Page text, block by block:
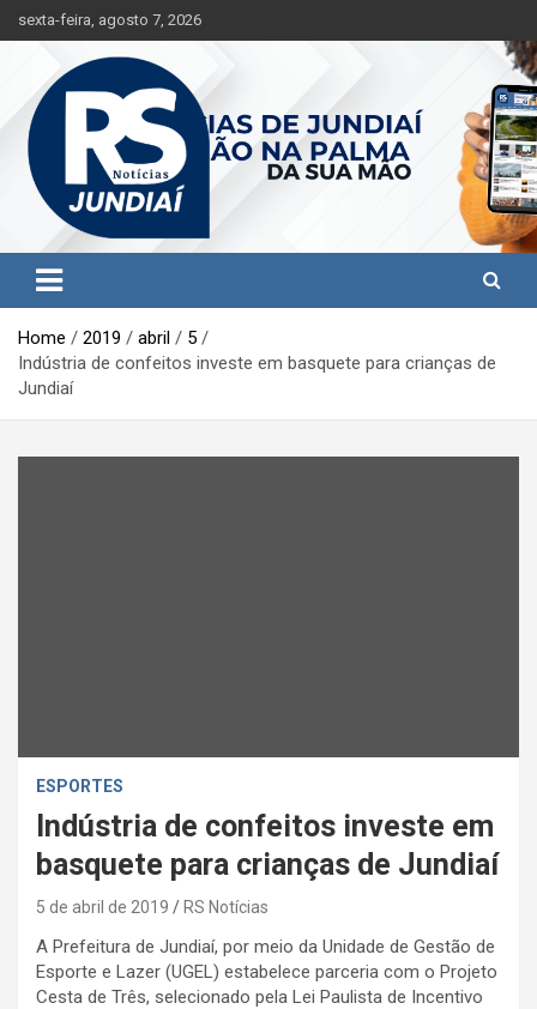
k
t
sexta-feira, agosto 7, 2026
RS Notícias Jundiaí
Jundiaí e região na palma da sua mão!
Home 2019 abril
5
Indústria de confeitos investe em basquete para crianças de
Jundiaí
ESPORTES
Indústria de confeitos investe em
basquete para crianças de Jundiaí
5 de abril de 2019 RS Notícias
A Prefeitura de Jundiaí, por meio da Unidade de Gestão de
Esporte e Lazer (UGEL) estabelece parceria com o Projeto
Cesta de Três, selecionado pela Lei Paulista de Incentivo